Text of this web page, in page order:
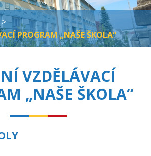
>
PROGRAM „NAŠE ŠKOLA“
VZDĚLÁVACÍ
„NAŠE ŠKOLA“